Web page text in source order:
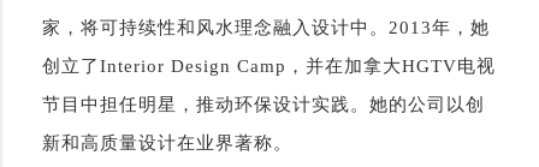
家，将可持续性和风水理念融入设计中。2013年，她
创立了Interior Design Camp，并在加拿大HGTV电视
节目中担任明星，推动环保设计实践。她的公司以创
新和高质量设计在业界著称。